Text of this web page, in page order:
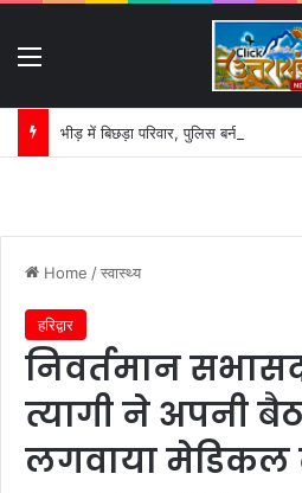
भीड़ में बिछड़ा परिवार, पुलिस बनी उम्मीद की
Home /स्वास्थ्य
हरिद्वार
निवर्तमान
त्यागी ने अपनी
लगवाया मेडिकल